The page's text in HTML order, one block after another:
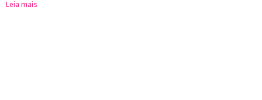
Leia mais